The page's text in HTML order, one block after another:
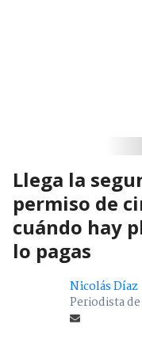
Llega la
permiso de
cuándo hay
lo pagas
Nicolás Díaz
Periodista